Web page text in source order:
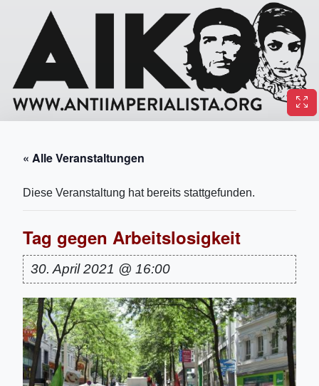
« Alle Veranstaltungen
Diese Veranstaltung hat bereits stattgefunden.
Tag gegen Arbeitslosigkeit
30. April 2021 @ 16:00